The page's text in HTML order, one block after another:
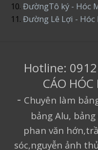
10.ĐườngTô ký - Hóc
11.Đường Lê Lợi - Hóc
Hotline:
CÁO
- Chuyên làm
bảng Alu,
phan văn
sóc,nguyễn ảnh